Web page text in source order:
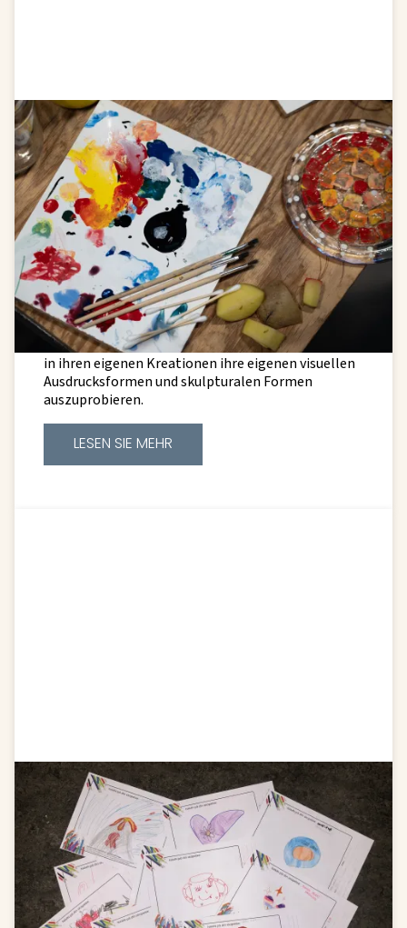
Schöpfer-Workshop
Samstag, 25. April und Sonntag, 26.
April
Die Kreativwerkstatt ist Teil der pädagogischen
Aktivitäten der Glashütte. Wir bieten Workshops
für Kinder, Jugendliche und Erwachsene an, in
denen die Teilnehmer die Möglichkeit haben, mit
verschiedenen künstlerischen Techniken und
Materialien zu experimentieren. Wir ermutigen sie,
in ihren eigenen Kreationen ihre eigenen visuellen
Ausdrucksformen und skulpturalen Formen
auszuprobieren.
LESEN SIE MEHR
Tillverkning av
vinnarnas bidrag
Lördag kl 12.00 - 16.00
De fyra bidragen med flest röster kommer gå från